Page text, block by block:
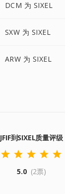
DCM 为 SIXEL
SXW 为 SIXEL
ARW 为 SIXEL
JFIF到SIXEL质量评级
5.0 (2票)